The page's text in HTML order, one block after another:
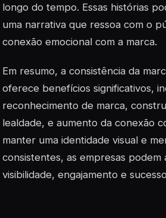
longo do tempo. Essas histórias
uma narrativa que ressoa com o
conexão emocional com a marca.
Em resumo, a consistência da
oferece benefícios significativos,
reconhecimento de marca,
lealdade, e aumento da conexão
manter uma identidade visual e
consistentes, as empresas podem
visibilidade, engajamento e